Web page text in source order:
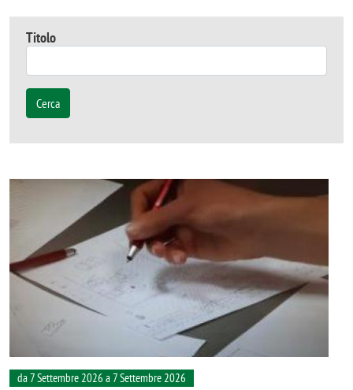
Titolo
Cerca
Image
da 7 Settembre 2026 a 7 Settembre 2026